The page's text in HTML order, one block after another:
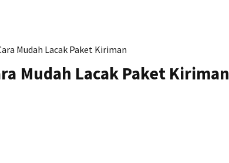
Mudah Lacak Paket Kiriman
Mudah Lacak Paket Kiriman